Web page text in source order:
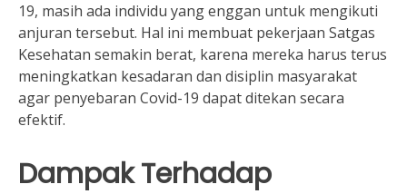
19, masih ada individu yang enggan untuk mengikuti
anjuran tersebut. Hal ini membuat pekerjaan Satgas
Kesehatan semakin berat, karena mereka harus terus
meningkatkan kesadaran dan disiplin masyarakat
agar penyebaran Covid-19 dapat ditekan secara
efektif.
Dampak Terhadap